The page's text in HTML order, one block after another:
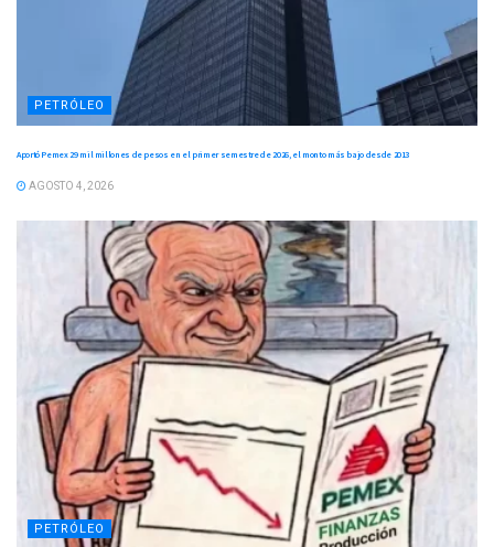
PETRÓLEO
Aportó Pemex 29 mil millones de pesos en el primer semestre de 2026, el monto más bajo desde 2013
AGOSTO 4, 2026
PETRÓLEO